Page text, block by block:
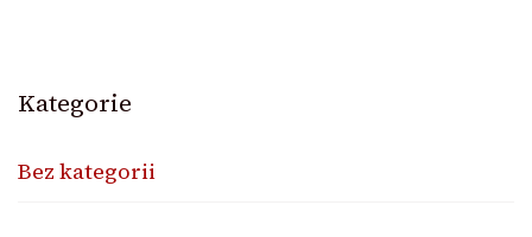
Kategorie
Bez kategorii